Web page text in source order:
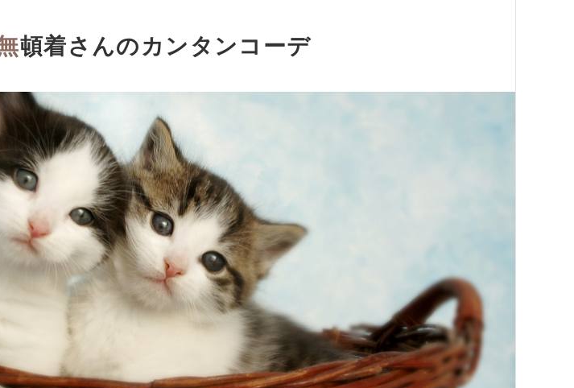
無頓着さんのカンタンコーデ